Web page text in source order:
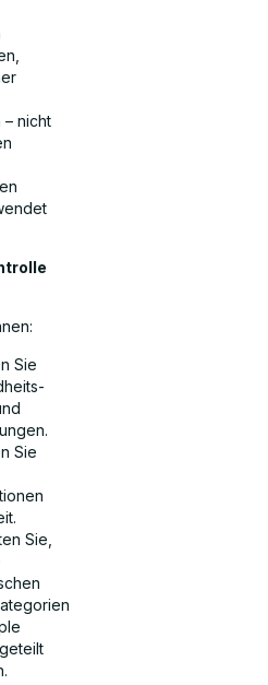
– nicht
Sie
Sie
Sie,